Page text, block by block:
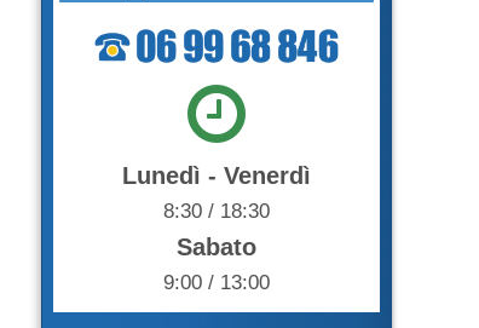
GENERALE + SPECIFICA RISCHIO
75,00 €
Lunedì - Venerdì
8:30 / 18:30
Sabato
9:00 / 13:00